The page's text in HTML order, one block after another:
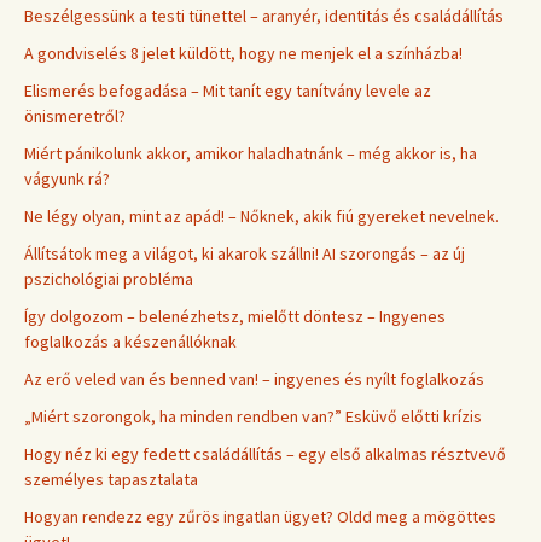
Beszélgessünk a testi tünettel – aranyér, identitás és családállítás
A gondviselés 8 jelet küldött, hogy ne menjek el a színházba!
Elismerés befogadása – Mit tanít egy tanítvány levele az
önismeretről?
Miért pánikolunk akkor, amikor haladhatnánk – még akkor is, ha
vágyunk rá?
Ne légy olyan, mint az apád! – Nőknek, akik fiú gyereket nevelnek.
Állítsátok meg a világot, ki akarok szállni! AI szorongás – az új
pszichológiai probléma
Így dolgozom – belenézhetsz, mielőtt döntesz – Ingyenes
foglalkozás a készenállóknak
Az erő veled van és benned van! – ingyenes és nyílt foglalkozás
„Miért szorongok, ha minden rendben van?” Esküvő előtti krízis
Hogy néz ki egy fedett családállítás – egy első alkalmas résztvevő
személyes tapasztalata
Hogyan rendezz egy zűrös ingatlan ügyet? Oldd meg a mögöttes